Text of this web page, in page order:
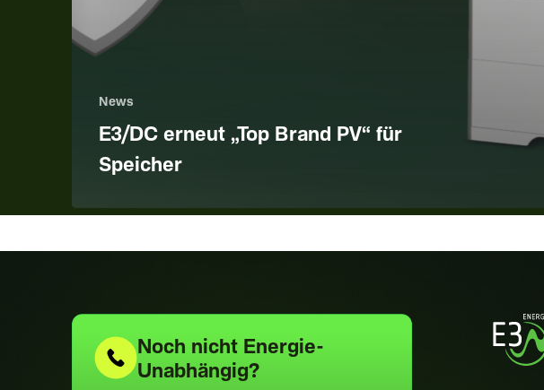
News
E3/DC erneut „Top Brand PV“ für
Speicher
Noch nicht Energie-
Unabhängig?